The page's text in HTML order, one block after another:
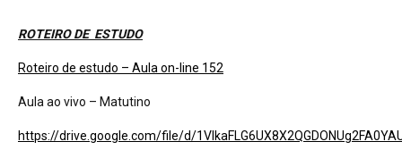
ROTEIRO DE ESTUDO
Roteiro de estudo – Aula on-line 152
Aula ao vivo – Matutino
https://drive.google.com/file/d/